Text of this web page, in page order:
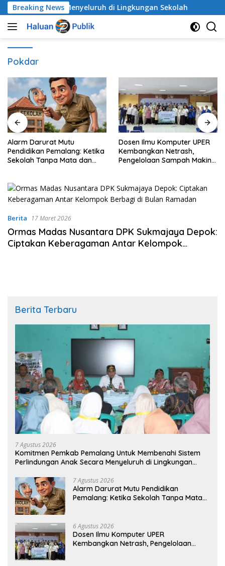
Langsung
ke
konten
Breaking News
Anak Secara Menyeluruh di Lingkungan Sekolah
Pokdar
Alarm Darurat Mutu
Pendidikan Pemalang: Ketika
Sekolah Tanpa Mata dan
Dosen Ilmu Komputer UPER
Kembangkan Netrash,
Pengelolaan Sampah Makin
Berita 17 Maret 2026
Ormas Madas Nusantara DPK Sukmajaya Depok:
Ciptakan Keberagaman Antar Kelompok
Berita Terbaru
7 Agustus 2026
Komitmen Pemkab Pemalang Untuk Membenahi Sistem
Perlindungan Anak Secara Menyeluruh di Lingkungan
7 Agustus 2026
Alarm Darurat Mutu Pendidikan
Pemalang: Ketika Sekolah Tanpa Mata
6 Agustus 2026
Dosen Ilmu Komputer UPER
Kembangkan Netrash, Pengelolaan